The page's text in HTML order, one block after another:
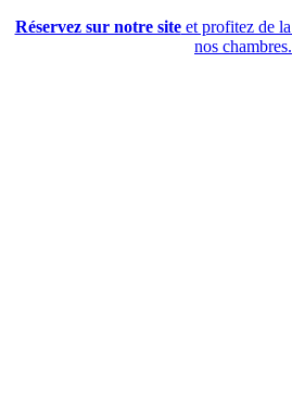
Réservez sur notre siteet profitez de la
nos chambres.